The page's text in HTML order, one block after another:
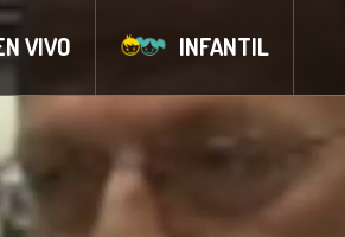
VIVO INFANTIL